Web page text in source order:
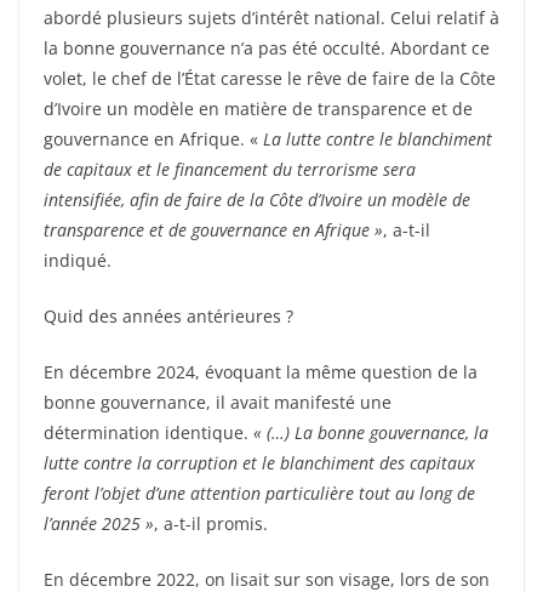
abordé plusieurs sujets d’intérêt national. Celui relatif à
la bonne gouvernance n’a pas été occulté. Abordant ce
volet, le chef de l’État caresse le rêve de faire de la Côte
d’Ivoire un modèle en matière de transparence et de
gouvernance en Afrique. « La lutte contre le blanchiment
de capitaux et le financement du terrorisme sera
intensifiée, afin de faire de la Côte d’Ivoire un modèle de
transparence et de gouvernance en Afrique », a-t-il
indiqué.
Quid des années antérieures ?
En décembre 2024, évoquant la même question de la
bonne gouvernance, il avait manifesté une
détermination identique. « (…) La bonne gouvernance, la
lutte contre la corruption et le blanchiment des capitaux
feront l’objet d’une attention particulière tout au long de
l’année 2025 », a-t-il promis.
En décembre 2022, on lisait sur son visage, lors de son